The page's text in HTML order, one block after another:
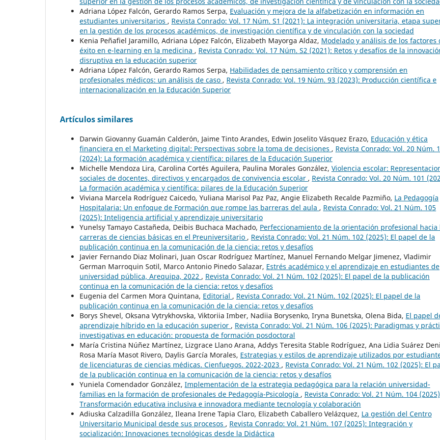
Adriana López Falcón, Gerardo Ramos Serpa, Evaluación y mejora de la alfabetización en información en
estudiantes universitarios , Revista Conrado: Vol. 17 Núm. S1 (2021): La integración universitaria, etapa
en la gestión de los procesos académicos, de investigación científica y de vinculación con la sociedad
Kenia Peñafiel Jaramillo, Adriana López Falcón, Elizabeth Mayorga Aldaz, Modelado y análisis de los factores
éxito en e-learning en la medicina , Revista Conrado: Vol. 17 Núm. S2 (2021): Retos y desafíos de la
disruptiva en la educación superior
Adriana López Falcón, Gerardo Ramos Serpa, Habilidades de pensamiento crítico y comprensión en
profesionales médicos: un análisis de caso , Revista Conrado: Vol. 19 Núm. 93 (2023): Producción científica e
internacionalización en la Educación Superior
Artículos similares
Darwin Giovanny Guamán Calderón, Jaime Tinto Arandes, Edwin Joselito Vásquez Erazo, Educación y ética
financiera en el Marketing digital: Perspectivas sobre la toma de decisiones , Revista Conrado: Vol. 20 Núm.
(2024): La formación académica y científica: pilares de la Educación Superior
Michelle Mendoza Lira, Carolina Cortés Aguilera, Paulina Morales González, Violencia escolar:
sociales de docentes, directivos y encargados de convivencia escolar , Revista Conrado: Vol. 20 Núm. 101
La formación académica y científica: pilares de la Educación Superior
Viviana Marcela Rodríguez Caicedo, Yuliana Marisol Paz Paz, Angie Elizabeth Recalde Pazmiño, La Pedagogía
Hospitalaria: Un enfoque de Formación que rompe las barreras del aula , Revista Conrado: Vol. 21 Núm. 105
(2025): Inteligencia artificial y aprendizaje universitario
Yunelsy Tamayo Castañeda, Deibis Buchaca Machado, Perfeccionamiento de la orientación profesional hacia
carreras de ciencias básicas en el Preuniversitario , Revista Conrado: Vol. 21 Núm. 102 (2025): El papel de la
publicación continua en la comunicación de la ciencia: retos y desafíos
Javier Fernando Diaz Molinari, Juan Oscar Rodríguez Martínez, Manuel Fernando Melgar Jimenez, Vladimir
German Marroquin Sotil, Marco Antonio Pinedo Salazar, Estrés académico y el aprendizaje en estudiantes de
universidad pública, Arequipa, 2022 , Revista Conrado: Vol. 21 Núm. 102 (2025): El papel de la publicación
continua en la comunicación de la ciencia: retos y desafíos
Eugenia del Carmen Mora Quintana, Editorial , Revista Conrado: Vol. 21 Núm. 102 (2025): El papel de la
publicación continua en la comunicación de la ciencia: retos y desafíos
Borys Shevel, Oksana Vytrykhovska, Viktoriia Imber, Nadiia Borysenko, Iryna Bunetska, Olena Bida, El papel
aprendizaje híbrido en la educación superior , Revista Conrado: Vol. 21 Núm. 106 (2025): Paradigmas y
investigativas en educación: propuesta de formación posdoctoral
María Cristina Núñez Martínez, Lizgrace Llano Arana, Addys Teresita Stable Rodríguez, Ana Lidia Suárez
Rosa María Masot Rivero, Daylis García Morales, Estrategias y estilos de aprendizaje utilizados por
de licenciaturas de ciencias médicas. Cienfuegos. 2022-2023 , Revista Conrado: Vol. 21 Núm. 102 (2025): El
de la publicación continua en la comunicación de la ciencia: retos y desafíos
Yuniela Comendador González, Implementación de la estrategia pedagógica para la relación universidad-
familias en la formación de profesionales de Pedagogía-Psicología , Revista Conrado: Vol. 21 Núm. 104
Transformación educativa inclusiva e innovadora mediante tecnología y colaboración
Adiuska Calzadilla González, Ileana Irene Tapia Claro, Elizabeth Caballero Velázquez, La gestión del Centro
Universitario Municipal desde sus procesos , Revista Conrado: Vol. 21 Núm. 107 (2025): Integración y
socialización: Innovaciones tecnológicas desde la Didáctica